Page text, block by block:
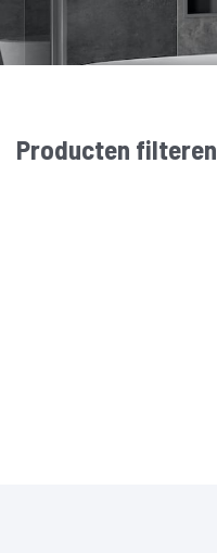
Producten filteren